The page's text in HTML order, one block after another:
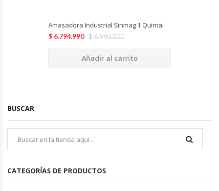
Amasadora Industrial Sinmag 1 Quintal
$6.990.000
$ 6.794.990
Añadir al carrito
BUSCAR
CATEGORÍAS DE PRODUCTOS